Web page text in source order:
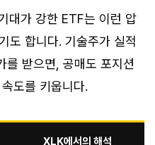
대가 강한 ETF는 이런 압
도 합니다. 기술주가 실적
를 받으면, 공매도 포지션
도를 키웁니다.
XLK에서의 해석